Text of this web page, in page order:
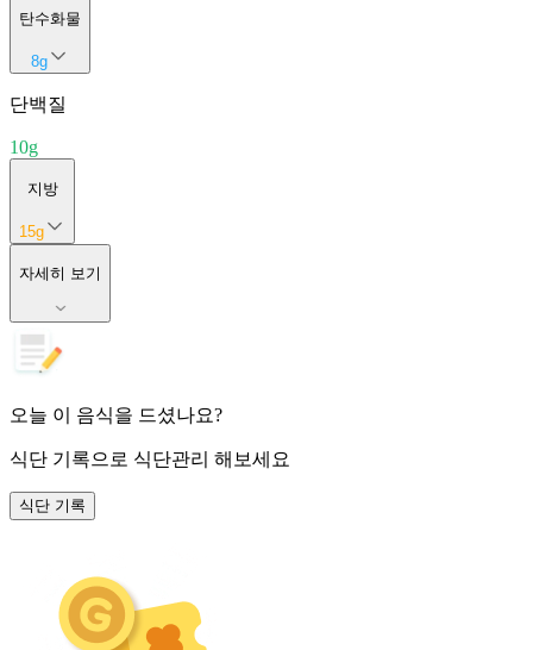
탄수화물
8g
단백질
10g
지방
15g
자세히 보기
오늘 이 음식을 드셨나요?
식단 기록으로 식단관리 해보세요
식단 기록